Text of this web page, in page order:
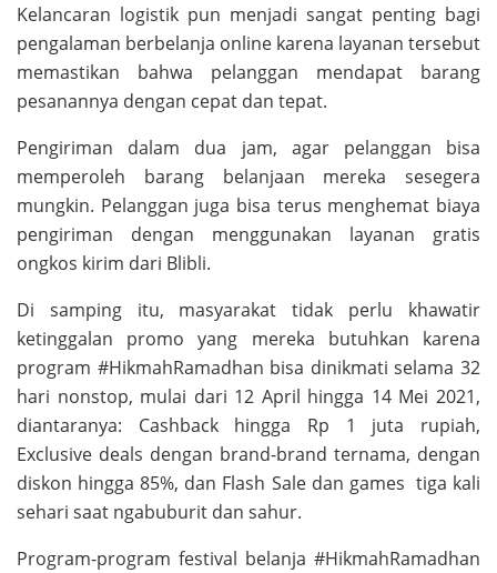
Kelancaran logistik pun menjadi sangat penting bagi
pengalaman berbelanja online karena layanan tersebut
memastikan bahwa pelanggan mendapat barang
pesanannya dengan cepat dan tepat.
Pengiriman dalam dua jam, agar pelanggan bisa
memperoleh barang belanjaan mereka sesegera
mungkin. Pelanggan juga bisa terus menghemat biaya
pengiriman dengan menggunakan layanan gratis
ongkos kirim dari Blibli.
Di samping itu, masyarakat tidak perlu khawatir
ketinggalan promo yang mereka butuhkan karena
program #HikmahRamadhan bisa dinikmati selama 32
hari nonstop, mulai dari 12 April hingga 14 Mei 2021,
diantaranya: Cashback hingga Rp 1 juta rupiah,
Exclusive deals dengan brand-brand ternama, dengan
diskon hingga 85%, dan Flash Sale dan games tiga kali
sehari saat ngabuburit dan sahur.
Program-program festival belanja #HikmahRamadhan